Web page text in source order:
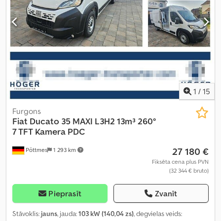
Aprīkojums:ABS, gaisa kondicionēšana, kruīza kontrole,
navigācijas sistēma, piekabes sakabe, vilces kontroles sistēma,
1 / 15
Pöttmes 1 293 km
Furgons
Fiat Ducato 35 MAXI L3H2 13m³ 260°
7 TFT Kamera PDC
27 180 €
Fiksēta cena plus PVN
(32 344 € bruto)
Pieprasīt Zvanīt
Stāvoklis: jauns, jauda:103 kW (140,04 zs), degvielas veids: